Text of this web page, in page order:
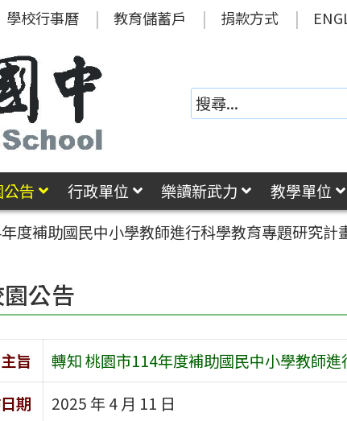
學校行事曆 教育儲蓄戶 捐款方式
告 行政單位 樂讀新武力 教學單位
度補助國民中小學教師進行科學教育專題研究計
公告
旨
轉知 桃園市114年度補助國民中小學教師
期
2025 年 4 月 11 日